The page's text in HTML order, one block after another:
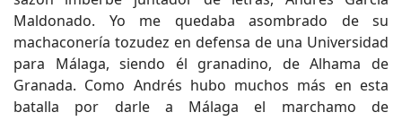
Maldonado. Yo me quedaba asombrado de su
machaconería tozudez en defensa de una Universidad
para Málaga, siendo él granadino, de Alhama de
Granada. Como Andrés hubo muchos más en esta
batalla por darle a Málaga el marchamo de